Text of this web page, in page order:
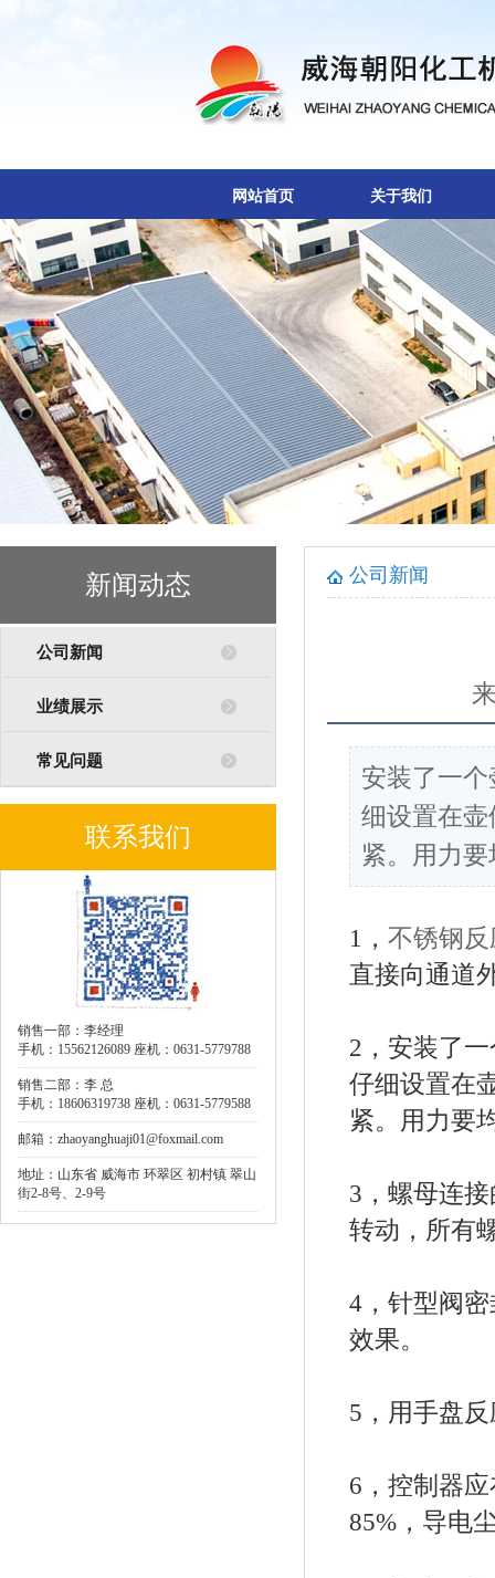
网站首页 关于我们
新闻动态
公司新闻
业绩展示
常见问题
联系我们
销售一部：李经理
手机：15562126089 座机：0631-5779788
销售二部：李 总
手机：18606319738 座机：0631-5779588
邮箱：zhaoyanghuaji01@foxmail.com
地址：山东省 威海市 环翠区 初村镇 翠山
街2-8号、2-9号
公司新闻
安装了一
细设置在
紧。用力
1， 不锈钢
直接向通道
2，安装了
仔细设置在
紧。用力要
3，螺母连
转动，所有
4，针型阀
效果。
5，用手盘
6，控制器
85%，导电